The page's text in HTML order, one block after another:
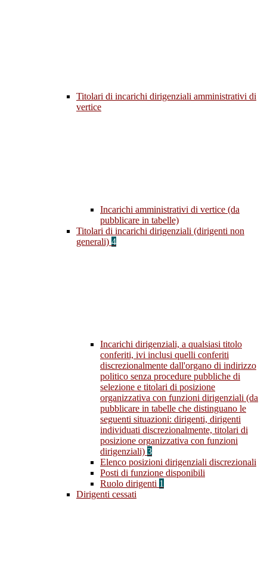
Titolari di incarichi dirigenziali amministrativi di
vertice
Incarichi amministrativi di vertice (da
pubblicare in tabelle)
Titolari di incarichi dirigenziali (dirigenti non
generali) 4
Incarichi dirigenziali, a qualsiasi titolo
conferiti, ivi inclusi quelli conferiti
discrezionalmente dall'organo di indirizzo
politico senza procedure pubbliche di
selezione e titolari di posizione
organizzativa con funzioni dirigenziali (da
pubblicare in tabelle che distinguano le
seguenti situazioni: dirigenti, dirigenti
individuati discrezionalmente, titolari di
posizione organizzativa con funzioni
dirigenziali) 3
Elenco posizioni dirigenziali discrezionali
Posti di funzione disponibili
Ruolo dirigenti 1
Dirigenti cessati